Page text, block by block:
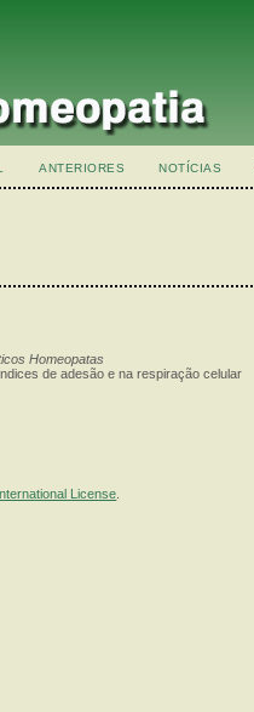
ANTERIORES NOTÍCIAS
Homeopatas
de adesão e na respiração celular
License